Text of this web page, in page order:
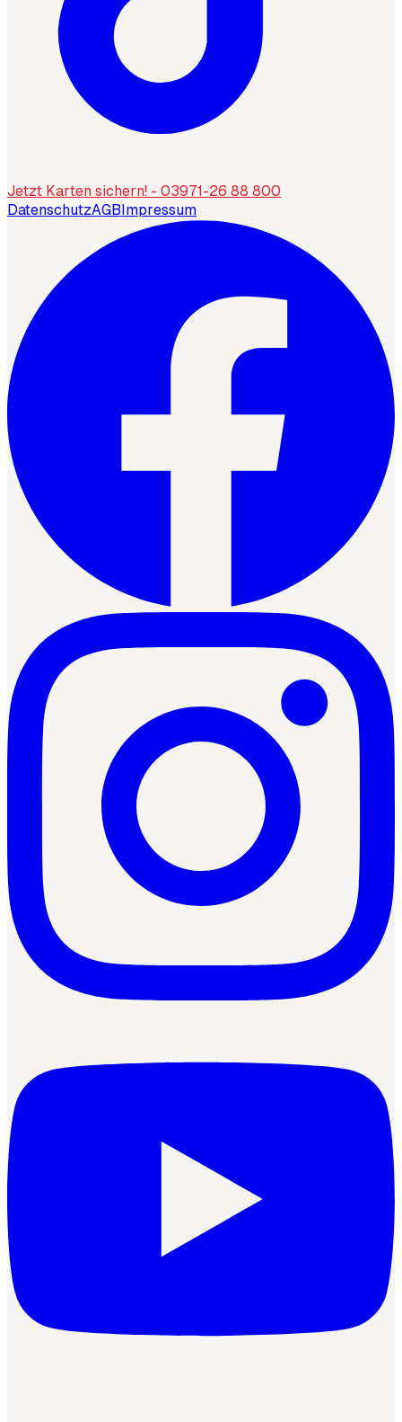
Jetzt Karten sichern! - 03971-26 88 800
DatenschutzAGBImpressum